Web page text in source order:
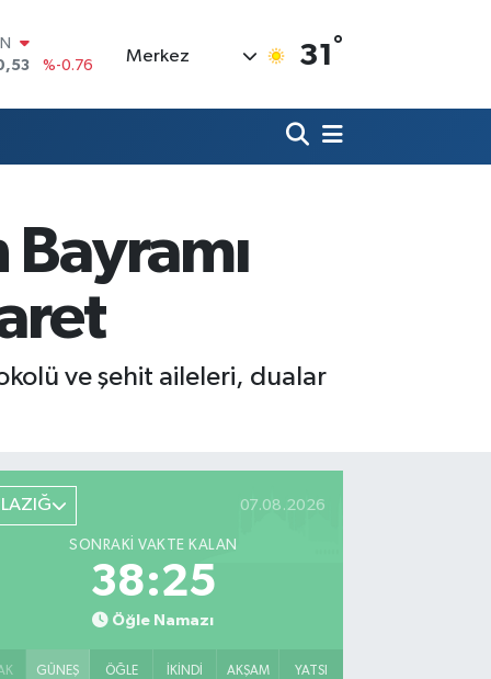
%0.17
%0.01
%64
Merkez 31 °
ve şehit aileleri, dualar
07.08.2026
SONRAKI VAKTE KALAN
38:23
Öğle Namazı
GÜNEŞ ÖĞLE İKINDI AKŞAM YATSI